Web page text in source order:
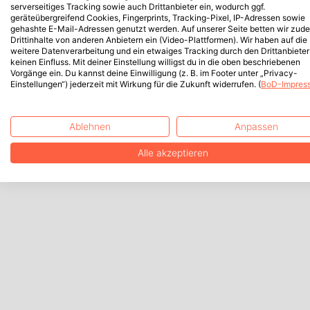
serverseitiges Tracking sowie auch Drittanbieter ein, wodurch ggf.
geräteübergreifend Cookies, Fingerprints, Tracking-Pixel, IP-Adressen sowie
gehashte E-Mail-Adressen genutzt werden. Auf unserer Seite betten wir
Drittinhalte von anderen Anbietern ein (Video-Plattformen). Wir haben auf die
weitere Datenverarbeitung und ein etwaiges Tracking durch den Drittanbieter
keinen Einfluss. Mit deiner Einstellung willigst du in die oben beschriebenen
Vorgänge ein. Du kannst deine Einwilligung (z. B. im Footer unter „Privacy-
Einstellungen“) jederzeit mit Wirkung für die Zukunft widerrufen. (BoD-
Ablehnen Anpassen
Alle akzeptieren